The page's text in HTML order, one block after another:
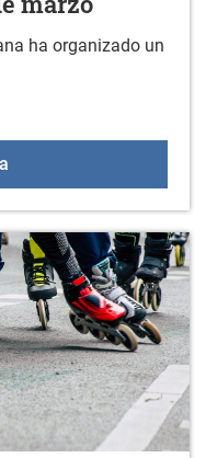
ha organizado un
Cineforum: Vitoria 3 de